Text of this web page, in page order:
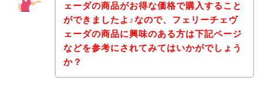
ェーダの商品がお得な価格で購入すること
ができましたよ♪なので、フェリーチェヴ
ェーダの商品に興味のある方は下記ページ
などを参考にされてみてはいかがでしょう
か？